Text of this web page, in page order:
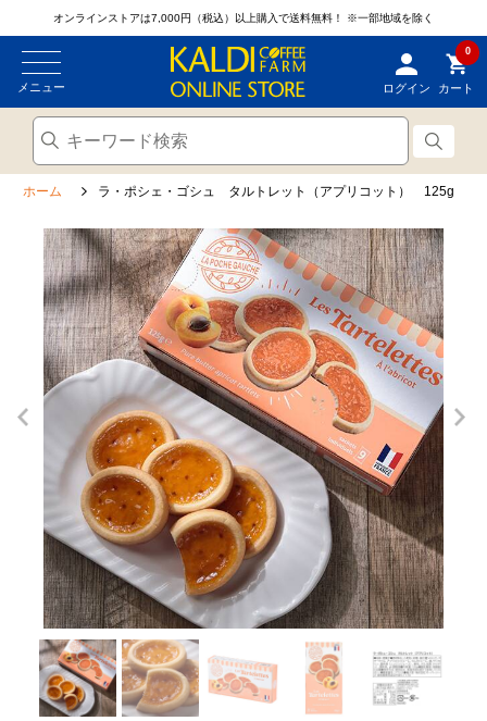
オンラインストアは7,000円（税込）以上購入で送料無料！ ※一部地域を除く
メニュー ログイン
0
カート
ホーム ラ・ポシェ・ゴシュ タルトレット（アプリコット） 125g